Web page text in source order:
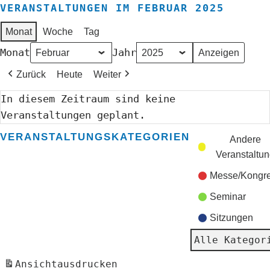
VERANSTALTUNGEN IM FEBRUAR 2025
Monat Woche Tag
Monat Jahr
Zurück Heute Weiter
In diesem Zeitraum sind keine
Veranstaltungen geplant.
VERANSTALTUNGSKATEGORIEN
Andere
Messe/
Seminar
Sitzungen
Alle
Ansichtausdrucken